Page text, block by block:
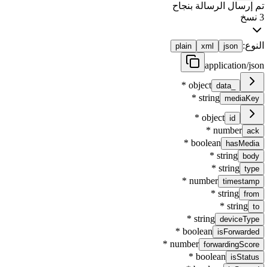
تم إرسال الرسالة بنجاح
3 نسخ
النوع: json
xml
plain
application/json
_data
object
*
mediaKey
string
*
id
object
*
ack
number
*
hasMedia
boolean
*
body
string
*
type
string
*
timestamp
number
*
from
string
*
to
string
*
deviceType
string
*
isForwarded
boolean
*
forwardingScore
number
*
isStatus
boolean
*